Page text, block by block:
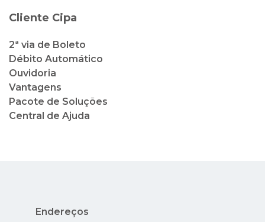
Cliente Cipa
2ª via de Boleto
Débito Automático
Ouvidoria
Vantagens
Pacote de Soluções
Central de Ajuda
Endereços